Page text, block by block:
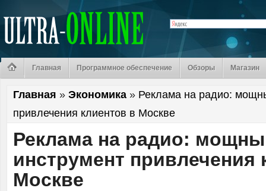
Главная Программное обеспечение Обзоры Магазин
Главная » Экономика » Реклама на радио:
привлечения клиентов в Москве
Реклама на радио:
инструмент привлечения
Москве